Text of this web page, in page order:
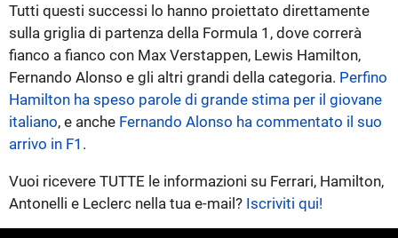
Tutti questi successi lo hanno proiettato direttamente
sulla griglia di partenza della Formula 1, dove correrà
fianco a fianco con Max Verstappen, Lewis Hamilton,
Fernando Alonso e gli altri grandi della categoria. Perfino
Hamilton ha speso parole di grande stima per il giovane
italiano, e anche Fernando Alonso ha commentato il suo
arrivo in F1 .
Vuoi ricevere TUTTE le informazioni su Ferrari, Hamilton,
Antonelli e Leclerc nella tua e-mail? Iscriviti qui!